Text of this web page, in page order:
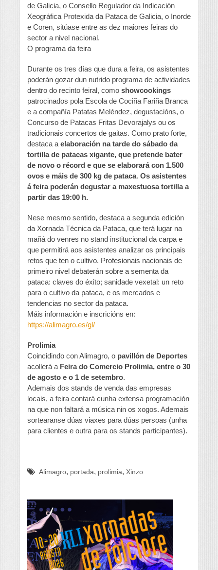
de Galicia, o Consello Regulador da Indicación
Xeográfica Protexida da Pataca de Galicia, o Inorde
e Coren, sitúase entre as dez maiores feiras do
sector a nivel nacional.
O programa da feira
Durante os tres días que dura a feira, os asistentes
poderán gozar dun nutrido programa de actividades
dentro do recinto feiral, como showcookings
patrocinados pola Escola de Cociña Fariña Branca
e a compañía Patatas Meléndez, degustacións, o
Concurso de Patacas Fritas Devorajalys ou os
tradicionais concertos de gaitas. Como prato forte,
destaca a elaboración na tarde do sábado da
tortilla de patacas xigante, que pretende bater
de novo o récord e que se elaborará con 1.500
ovos e máis de 300 kg de pataca. Os asistentes
á feira poderán degustar a maxestuosa tortilla a
partir das 19:00 h.
Nese mesmo sentido, destaca a segunda edición
da Xornada Técnica da Pataca, que terá lugar na
mañá do venres no stand institucional da carpa e
que permitirá aos asistentes analizar os principais
retos que ten o cultivo. Profesionais nacionais de
primeiro nivel debaterán sobre a sementa da
pataca: claves do éxito; sanidade vexetal: un reto
para o cultivo da pataca, e os mercados e
tendencias no sector da pataca.
Máis información e inscricións en:
https://alimagro.es/gl/
Prolimia
Coincidindo con Alimagro, o pavillón de Deportes
acollerá a Feira do Comercio Prolimia, entre o 30
de agosto e o 1 de setembro.
Ademais dos stands de venda das empresas
locais, a feira contará cunha extensa programación
na que non faltará a música nin os xogos. Ademais
sortearanse dúas viaxes para dúas persoas (unha
para clientes e outra para os stands participantes).
Alimagro, portada, prolimia, Xinzo